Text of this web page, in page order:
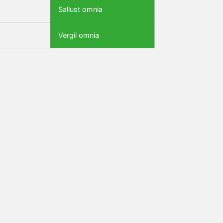
Sallust omnia
Vergil omnia